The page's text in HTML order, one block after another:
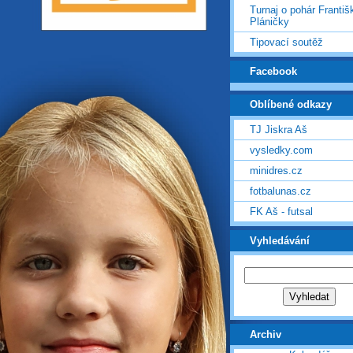
Turnaj o pohár
Pláničky
Tipovací soutěž
Facebook
Oblíbené odkazy
TJ Jiskra Aš
vysledky.com
minidres.cz
fotbalunas.cz
FK Aš - futsal
Vyhledávání
Archiv